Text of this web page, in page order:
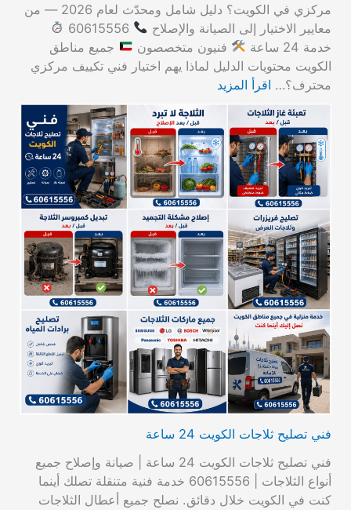
مركزي في الكويت؟ دليل شامل ومحدّث لعام 2026 — من
معايير الاختيار إلى الصيانة والإصلاح
خدمة 24 ساعة
فنيون متخصصون
جميع مناطق
الكويت محتويات الدليل لماذا يهم اختيار فني تكييف مركزي
محترف؟… اقرأ المزيد
فني تصليح ثلاجات الكويت 24 ساعة
فني تصليح ثلاجات الكويت 24 ساعة | صيانة وإصلاح جميع
أنواع الثلاجات | 60615556 خدمة فنية متنقلة تصلك أينما
كنت في الكويت خلال دقائق. نصلح جميع أعطال الثلاجات